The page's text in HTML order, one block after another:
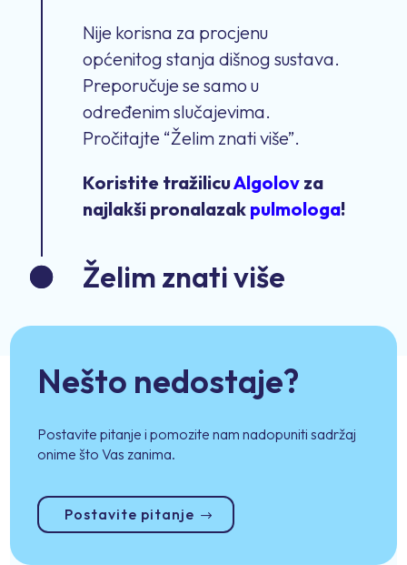
Nije korisna za procjenu
općenitog stanja dišnog sustava.
Preporučuje se samo u
određenim slučajevima.
Pročitajte “Želim znati više”.
Koristite tražilicuAlgolovza
najlakši pronalazak pulmologa!
Želim znati više
Nešto nedostaje?
Postavite pitanje i pomozite nam nadopuniti sadržaj
onime što Vas zanima.
Postavite pitanje